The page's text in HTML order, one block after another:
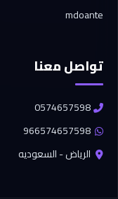
mdoante
تواصل معنا
0574657598
966574657598
الرياض - السعوديه